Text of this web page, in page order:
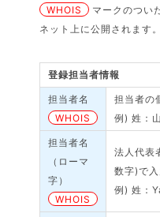
WHOIS
マークのつい
ネット上に公開されます。
登録担当者情報
担当者名
WHOIS
担当者の
例) 姓：
担当者名
（ローマ
字）
WHOIS
法人代表
数字)で入
例) 姓：